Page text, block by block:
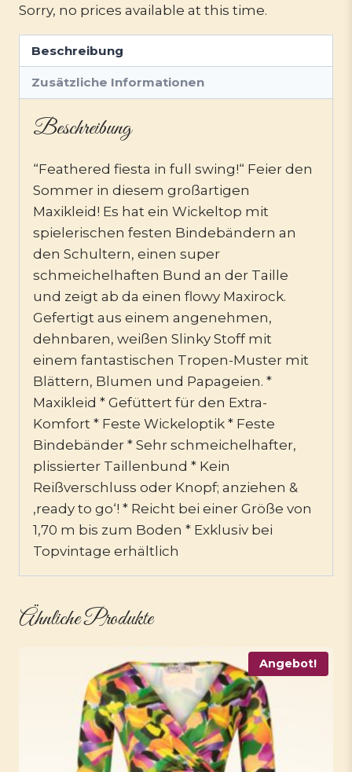
Sorry, no prices available at this time.
Beschreibung
Zusätzliche Informationen
Beschreibung
“Feathered fiesta in full swing!“ Feier den
Sommer in diesem großartigen
Maxikleid! Es hat ein Wickeltop mit
spielerischen festen Bindebändern an
den Schultern, einen super
schmeichelhaften Bund an der Taille
und zeigt ab da einen flowy Maxirock.
Gefertigt aus einem angenehmen,
dehnbaren, weißen Slinky Stoff mit
einem fantastischen Tropen-Muster mit
Blättern, Blumen und Papageien. *
Maxikleid * Gefüttert für den Extra-
Komfort * Feste Wickeloptik * Feste
Bindebänder * Sehr schmeichelhafter,
plissierter Taillenbund * Kein
Reißverschluss oder Knopf; anziehen &
‚ready to go‘! * Reicht bei einer Größe von
1,70 m bis zum Boden * Exklusiv bei
Topvintage erhältlich
Ähnliche Produkte
Angebot!